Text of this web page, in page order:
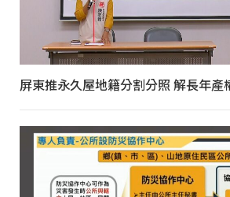
屏東推永久屋地籍分割分照 解長年產